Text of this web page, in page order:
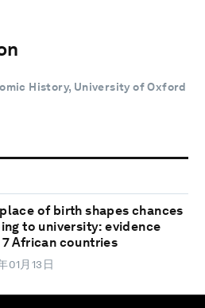
History, University of Oxford
place of birth shapes chances
to university: evidence
African countries
01月13日